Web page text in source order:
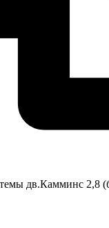
дв.Камминс